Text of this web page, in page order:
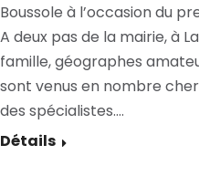
Boussole à l’occasion du
A deux pas de la mairie, à
famille, géographes
sont venus en nombre
des spécialistes.…
Détails